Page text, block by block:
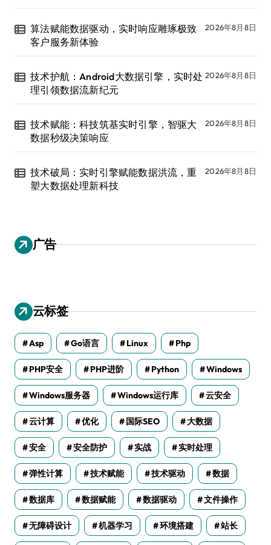
算法赋能数据驱动，实时响应雕琢极致
客户服务新体验
2026年8月8日
技术护航：Android大数据引擎，实时处
理引领数据流新纪元
2026年8月8日
技术赋能：科技筑基实时引擎，智驱大
数据秒级决策响应
2026年8月8日
技术破局：实时引擎赋能数据洪流，重
塑大数据处理新科技
2026年8月8日
广告
云标签
Asp Go语言 Linux Php
PHP安全 PHP进阶 Python Windows
Windows服务器 Windows运行库 云安全
云计算 优化 国际SEO 大数据
安全 安全防护 实战 实时处理
弹性计算 技术赋能 技术驱动 数据
数据库 数据赋能 数据驱动 文件操作
无障碍设计 机器学习 环境搭建 站长